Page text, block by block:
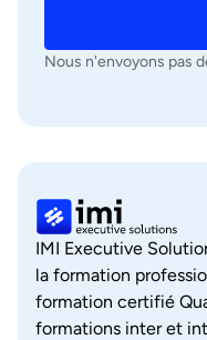
Nous n'envoyons pas
IMI Executive
la formation
formation certifié
formations inter et